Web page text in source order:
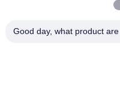
Slim Elektronisch
Good day, what product